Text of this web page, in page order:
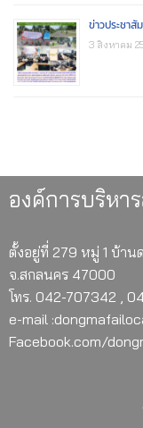
ข่าวประชา
3 สิงหาคม
องค์การบริหา
ตั้งอยู่ที่ 279 หมู่ 1 บ้าน
จ.สกลนคร 47000
โทร. 042-707342 ,
e-mail
Facebook.com/